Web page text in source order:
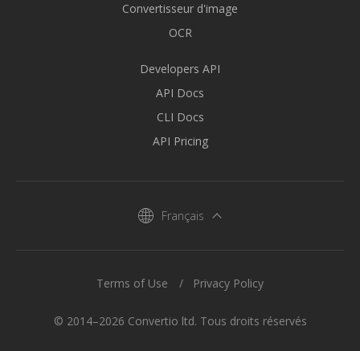
Convertisseur d'image
OCR
Developers API
API Docs
CLI Docs
API Pricing
Français
© 2014–2026 Convertio ltd. Tous droits réservés
Terms of Use Privacy Policy